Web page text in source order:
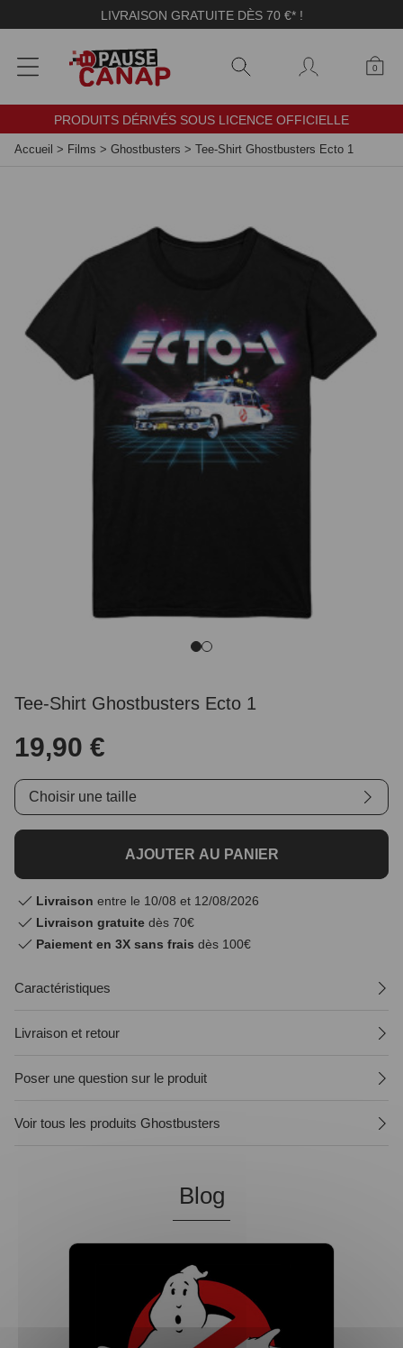
LIVRAISON GRATUITE DÈS 70 €* !
0
PRODUITS DÉRIVÉS SOUS LICENCE OFFICIELLE
Accueil > Films > Ghostbusters > Tee-Shirt Ghostbusters Ecto 1
Tee-Shirt Ghostbusters Ecto 1
19,90 €
Choisir une taille
AJOUTER AU PANIER
Livraison entre le 10/08 et 12/08/2026
Livraison gratuite dès 70€
Paiement en 3X sans frais dès 100€
Caractéristiques
Livraison et retour
Poser une question sur le produit
Voir tous les produits Ghostbusters
Blog
Panneau de gestion des cookies